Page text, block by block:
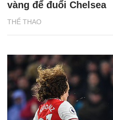
THỂ THAO
vàng để đuổi Chelsea